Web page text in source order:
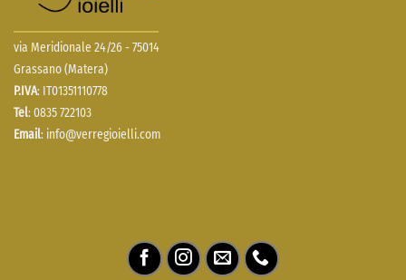
via Meridionale 24/26 - 75014
Grassano (Matera)
P.IVA: IT01351110778
Tel: 0835 722103
Email: info@verregioielli.com